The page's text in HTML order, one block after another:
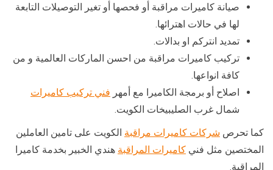
صيانة كاميرات مراقبة أو فحصها أو تغير التوصيلات التابعة
لها في حالات اهترائها.
تمديد انتركم او بدالات.
تركيب كاميرات مراقبة من احسن الماركات العالمية و من
كافة انواعها.
اصلاح أو برمجة الكاميرا مع أمهر فني تركيب كاميرات
شمال غرب الصليبيخات الكويت.
كما تحرص شركات كاميرات مراقبة الكويت على تامين العاملين
المختصين مثل فني كاميرات المراقبة هندي الخبير بخدمة كاميرا
المراقبة.